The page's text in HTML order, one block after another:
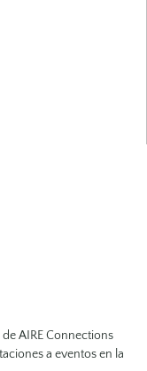
AIRE Connections
a eventos en la